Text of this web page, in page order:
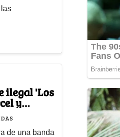
ilegal 'Los
y
de una banda